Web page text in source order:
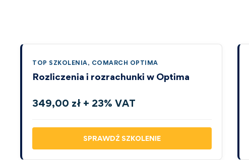
TOP SZKOLENIA, COMARCH OPTIMA
Rozliczenia i rozrachunki w Optima
349,00 zł + 23% VAT
SPRAWDŹ SZKOLENIE